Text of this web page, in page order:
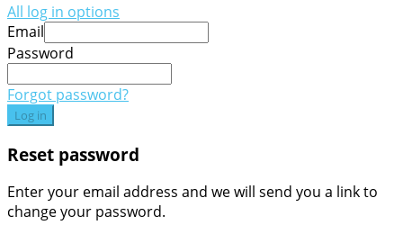
All log in options
Email
Password
Forgot password?
Log in
Reset password
Enter your email address and we will send you a link to
change your password.